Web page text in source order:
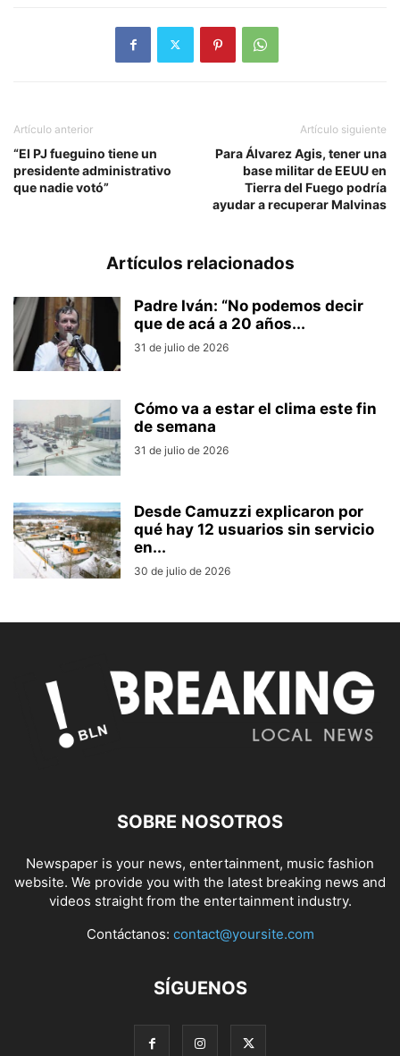
Artículo anterior
“El PJ fueguino tiene un
presidente administrativo
que nadie votó”
Artículo siguiente
Para Álvarez Agis, tener una
base militar de EEUU en
Tierra del Fuego podría
ayudar a recuperar Malvinas
Artículos relacionados
Padre Iván: “No podemos decir
que de acá a 20 años...
31 de julio de 2026
Cómo va a estar el clima este fin
de semana
31 de julio de 2026
Desde Camuzzi explicaron por
qué hay 12 usuarios sin servicio
en...
30 de julio de 2026
SOBRE NOSOTROS
Newspaper is your news, entertainment, music fashion
website. We provide you with the latest breaking news and
videos straight from the entertainment industry.
Contáctanos: contact@yoursite.com
SÍGUENOS